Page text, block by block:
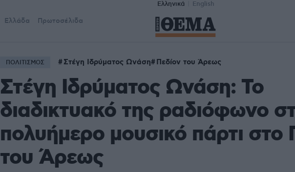
Ελληνικά English
Ελλάδα Πρωτοσέλιδα
ΠΟΛΙΤΙΣΜΟΣ Στέγη Ιδρύματος Ωνάση Πεδίον του Άρεως
Στέγη Ιδρύματος Ωνάση: Το
διαδικτυακό της ραδιόφωνο
πολυήμερο μουσικό πάρτι στο
του Άρεως